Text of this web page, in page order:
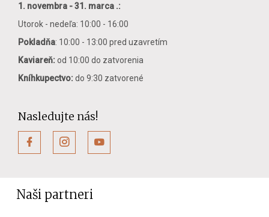
1. novembra - 31. marca .:
Utorok - nedeľa: 10:00 - 16:00
Pokladňa: 10:00 - 13:00 pred uzavretím
Kaviareň: od 10:00 do zatvorenia
Kníhkupectvo: do 9:30 zatvorené
Nasledujte nás!
Naši partneri